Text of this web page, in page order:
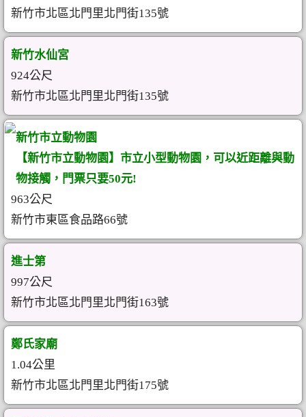
新竹市北區北門里北門街135號
新竹水仙宮
924公尺
新竹市北區北門里北門街135號
新竹市立動物園
【新竹市立動物園】市立小型動物園，可以近距離與動
物接觸，門票只要50元!
963公尺
新竹市東區食品路66號
進士第
997公尺
新竹市北區北門里北門街163號
鄭氏家廟
1.04公里
新竹市北區北門里北門街175號